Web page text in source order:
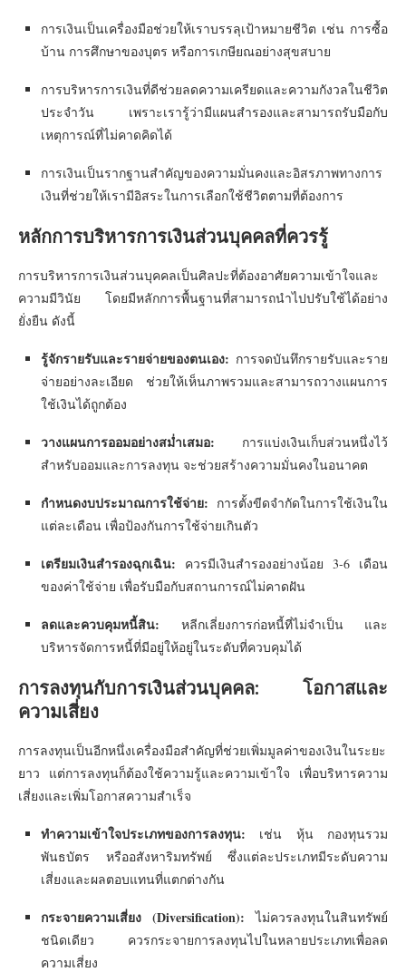
การเงินเป็นเครื่องมือช่วยให้เราบรรลุเป้าหมายชีวิต เช่น การซื้อ
บ้าน การศึกษาของบุตร หรือการเกษียณอย่างสุขสบาย
การบริหารการเงินที่ดีช่วยลดความเครียดและความกังวลในชีวิต
ประจำวัน เพราะเรารู้ว่ามีแผนสำรองและสามารถรับมือกับ
เหตุการณ์ที่ไม่คาดคิดได้
การเงินเป็นรากฐานสำคัญของความมั่นคงและอิสรภาพทางการ
เงินที่ช่วยให้เรามีอิสระในการเลือกใช้ชีวิตตามที่ต้องการ
หลักการบริหารการเงินส่วนบุคคลที่ควรรู้
การบริหารการเงินส่วนบุคคลเป็นศิลปะที่ต้องอาศัยความเข้าใจและ
ความมีวินัย โดยมีหลักการพื้นฐานที่สามารถนำไปปรับใช้ได้อย่าง
ยั่งยืน ดังนี้
รู้จักรายรับและรายจ่ายของตนเอง: การจดบันทึกรายรับและราย
จ่ายอย่างละเอียด ช่วยให้เห็นภาพรวมและสามารถวางแผนการ
ใช้เงินได้ถูกต้อง
วางแผนการออมอย่างสม่ำเสมอ: การแบ่งเงินเก็บส่วนหนึ่งไว้
สำหรับออมและการลงทุน จะช่วยสร้างความมั่นคงในอนาคต
กำหนดงบประมาณการใช้จ่าย: การตั้งขีดจำกัดในการใช้เงินใน
แต่ละเดือน เพื่อป้องกันการใช้จ่ายเกินตัว
เตรียมเงินสำรองฉุกเฉิน: ควรมีเงินสำรองอย่างน้อย 3-6 เดือน
ของค่าใช้จ่าย เพื่อรับมือกับสถานการณ์ไม่คาดฝัน
ลดและควบคุมหนี้สิน: หลีกเลี่ยงการก่อหนี้ที่ไม่จำเป็น และ
บริหารจัดการหนี้ที่มีอยู่ให้อยู่ในระดับที่ควบคุมได้
การลงทุนกับการเงินส่วนบุคคล: โอกาสและ
ความเสี่ยง
การลงทุนเป็นอีกหนึ่งเครื่องมือสำคัญที่ช่วยเพิ่มมูลค่าของเงินในระยะ
ยาว แต่การลงทุนก็ต้องใช้ความรู้และความเข้าใจ เพื่อบริหารความ
เสี่ยงและเพิ่มโอกาสความสำเร็จ
ทำความเข้าใจประเภทของการลงทุน: เช่น หุ้น กองทุนรวม
พันธบัตร หรืออสังหาริมทรัพย์ ซึ่งแต่ละประเภทมีระดับความ
เสี่ยงและผลตอบแทนที่แตกต่างกัน
กระจายความเสี่ยง (Diversification): ไม่ควรลงทุนในสินทรัพย์
ชนิดเดียว ควรกระจายการลงทุนไปในหลายประเภทเพื่อลด
ความเสี่ยง